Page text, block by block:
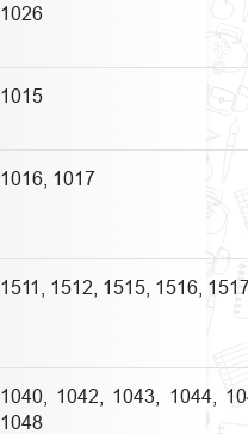
1026
1015
1016, 1017
1511, 1512, 1515, 1516,
1040, 1042, 1043, 1044,
1048